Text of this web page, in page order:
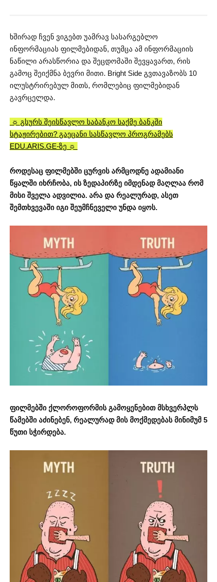
ხშირად ჩვენ ვიგებთ უამრავ სასარგებლო
ინფორმაციას ფილმებიდან, თუმცა ამ ინფორმაციის
ნაწილი არასწორია და შეცდომაში შევყავართ, რის
გამოც შეიქმნა ბევრი მითი. Bright Side გვთავაზობს 10
ილუსტრირებულ მითს, რომლებიც ფილმებიდან
გავრცელდა.
☼ გსურს შეისწავლო საბანკო საქმე ბანკში
სტაჟირებით? გაეცანი სასწავლო პროგრამებს
EDU.ARIS.GE-ზე ☼
როდესაც ფილმებში ცურვის არმცოდნე ადამიანი
წყალში იხრჩობა, ის ზედაპირზე იმდენად მაღლაა რომ
მისი შველა ადვილია. არა და რეალურად, ასეთ
შემთხვევაში იგი შეუმჩნეველი უნდა იყოს.
ფილმებში ქლოროფორმის გამოყენებით მსხვერპლს
წამებში აძინებენ, რეალურად მის მოქმედებას მინიმუმ 5
წუთი სჭირდება.